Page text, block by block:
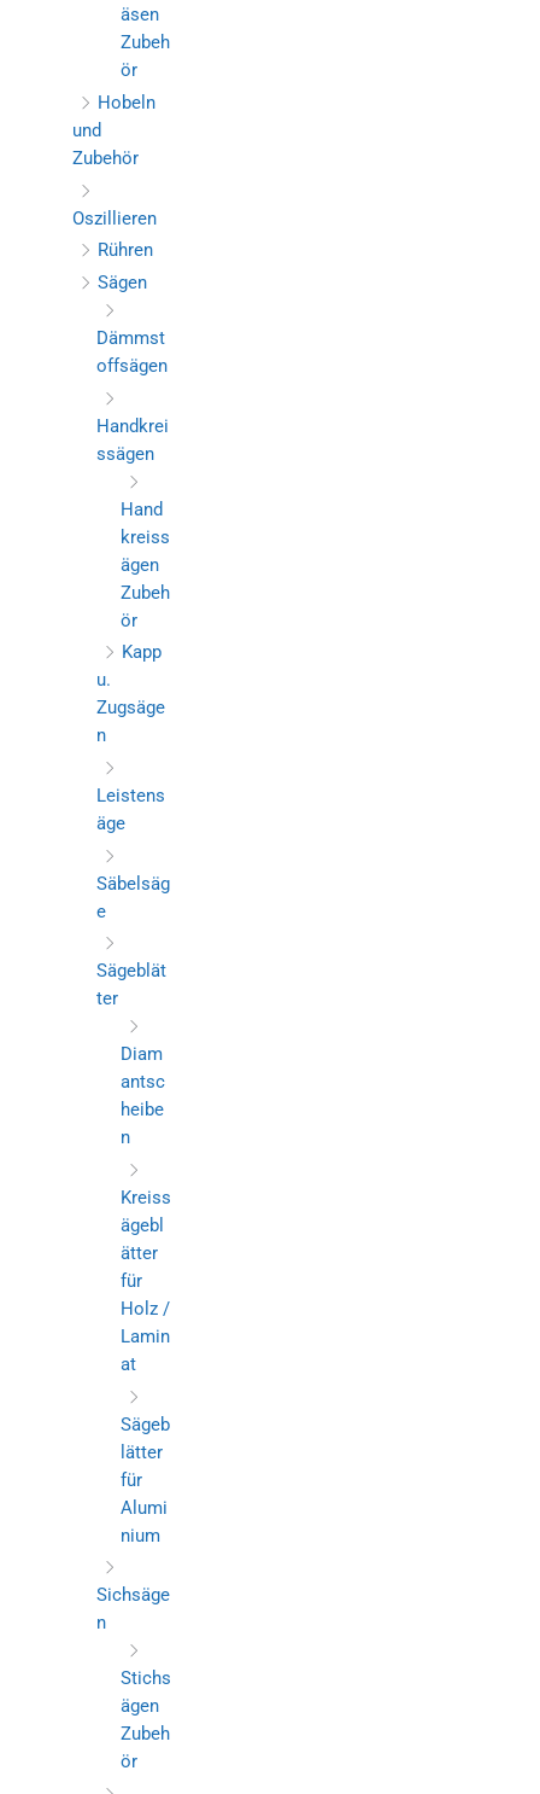
äsen
Zubeh
ör
Hobeln
und
Zubehör
Oszillieren
Rühren
Sägen
Dämmst
offsägen
Handkrei
ssägen
Hand
kreiss
ägen
Zubeh
ör
Kapp
u.
Zugsäge
n
Leistens
äge
Säbelsäg
e
Sägeblät
ter
Diam
antsc
heibe
n
Kreiss
ägebl
ätter
für
Holz /
Lamin
at
Sägeb
lätter
für
Alumi
nium
Sichsäge
n
Stichs
ägen
Zubeh
ör